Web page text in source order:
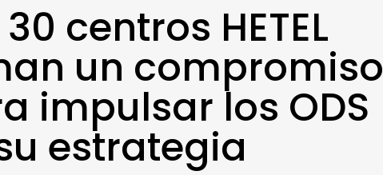
centros HETEL
un compromiso
impulsar los ODS
estrategia